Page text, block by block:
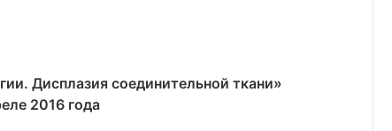
Дисплазия соединительной ткани»
2016 года